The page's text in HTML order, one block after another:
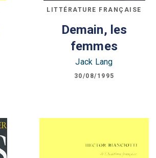
LITTÉRATURE FRANÇAISE
Demain, les
femmes
Jack Lang
30/08/1995